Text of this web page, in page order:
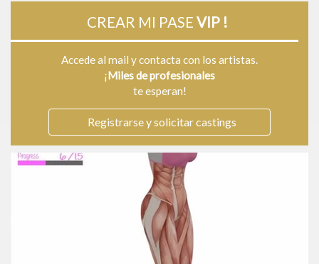
CREAR MI PASEVIP !
Accede al mail y contacta con los artistas.
¡Miles de profesionales
te esperan!
Registrarse y solicitar castings